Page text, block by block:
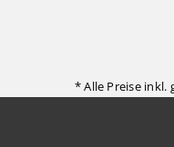
* Alle Preise inkl.